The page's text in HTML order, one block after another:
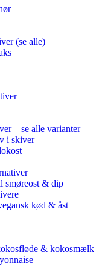
(se alle)
– se alle varianter
i skiver
smøreost & dip
kød & åst
& kokosmælk